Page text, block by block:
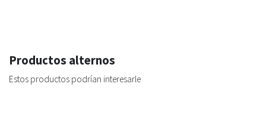
Productos alternos
Estos productos podrían interesarle